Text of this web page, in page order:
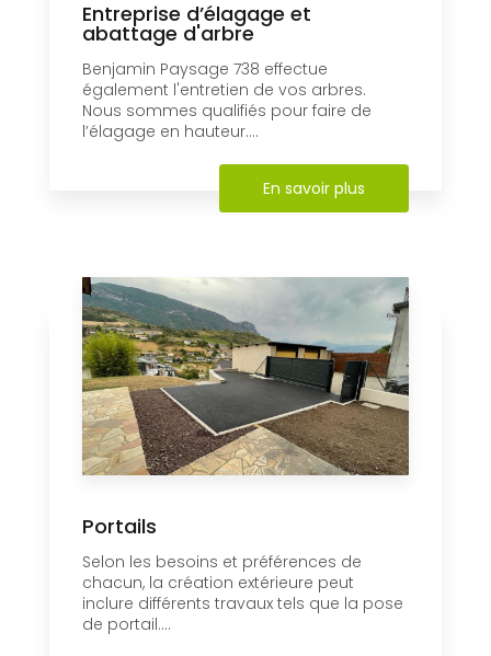
Entreprise d’élagage et
abattage d'arbre
Benjamin Paysage 738 effectue
également l'entretien de vos arbres.
Nous sommes qualifiés pour faire de
l’élagage en hauteur....
En savoir plus
Portails
Selon les besoins et préférences de
chacun, la création extérieure peut
inclure différents travaux tels que la pose
de portail....